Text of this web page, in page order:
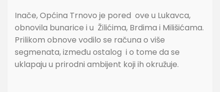
Inače, Općina Trnovo je pored ove u Lukavca,
obnovila bunarice i u Žilićima, Brdima i Milišićama.
Prilikom obnove vodilo se računa o više
segmenata, između ostalog i o tome da se
uklapaju u prirodni ambijent koji ih okružuje.